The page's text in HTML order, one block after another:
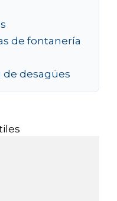
de fontanería
de desagües